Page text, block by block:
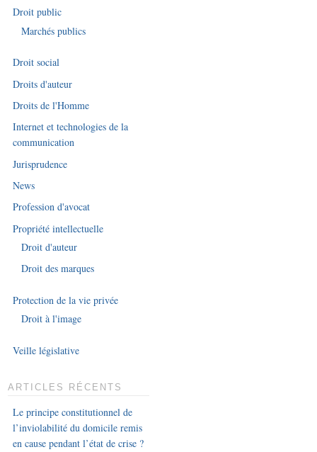
Droit public
Marchés publics
Droit social
Droits d'auteur
Droits de l'Homme
Internet et technologies de la
communication
Jurisprudence
News
Profession d'avocat
Propriété intellectuelle
Droit d'auteur
Droit des marques
Protection de la vie privée
Droit à l'image
Veille législative
ARTICLES RÉCENTS
Le principe constitutionnel de
l’inviolabilité du domicile remis
en cause pendant l’état de crise ?